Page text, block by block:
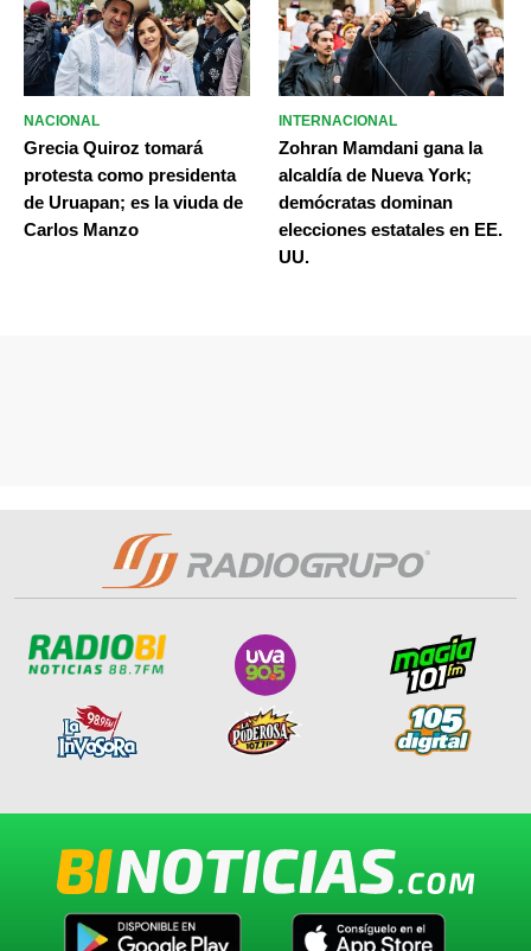
NACIONAL
Grecia Quiroz tomará
protesta como presidenta
de Uruapan; es la viuda de
Carlos Manzo
INTERNACIONAL
Zohran Mamdani gana la
alcaldía de Nueva York;
demócratas dominan
elecciones estatales en EE.
UU.